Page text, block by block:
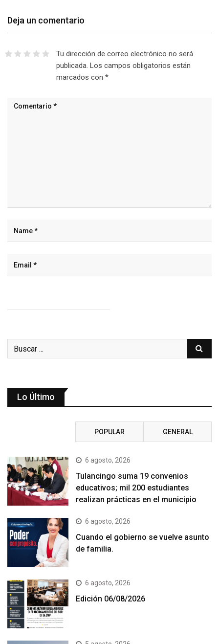
Deja un comentario
Tu dirección de correo electrónico no será
publicada. Los campos obligatorios están
marcados con *
Lo Último
POPULAR GENERAL
6 agosto, 2026
Tulancingo suma 19 convenios
educativos; mil 200 estudiantes
realizan prácticas en el municipio
6 agosto, 2026
Cuando el gobierno se vuelve asunto
de familia.
6 agosto, 2026
Edición 06/08/2026